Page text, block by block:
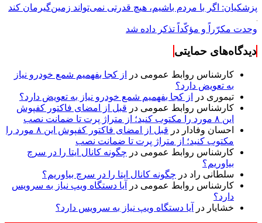
پزشکیان: اگر با مردم باشیم، هیچ قدرتی نمی‌تواند زمین‌گیرمان کند
وحدت مکرّراً و مؤکّداً تذکر داده شد
دیدگاه‌های حمایتی
کارشناس روابط عمومی در
از کجا بفهمیم شمع خودرو نیاز
به تعویض دارد؟
تیموری در
از کجا بفهمیم شمع خودرو نیاز به تعویض دارد؟
کارشناس روابط عمومی در قبل از امضای فاکتور کفپوش
این ۸ مورد را مکتوب کنید؛ از متراژ پرت تا ضمانت نصب
احسان وفادار در
قبل از امضای فاکتور کفپوش این ۸ مورد را
مکتوب کنید؛ از متراژ پرت تا ضمانت نصب
کارشناس روابط عمومی در چگونه کانال ایتا را در سرچ
بیاوریم؟
سلطانی راد در چگونه کانال ایتا را در سرچ بیاوریم؟
کارشناس روابط عمومی در
آیا دستگاه ویپ نیاز به سرویس
دارد؟
خشایار در آیا دستگاه ویپ نیاز به سرویس دارد؟